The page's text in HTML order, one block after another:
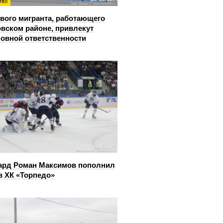
мигранта, работающего
районе, привлекут
ответственности
Роман Максимов пополнил
ХК «Торпедо»